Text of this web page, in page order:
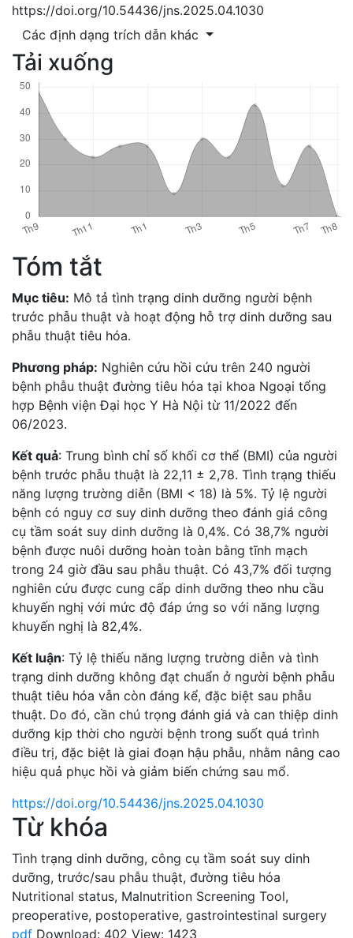
https://doi.org/10.54436/jns.2025.04.1030
Các định dạng trích dẫn khác
Tải xuống
Tóm tắt
Mục tiêu: Mô tả tình trạng dinh dưỡng người bệnh
trước phẫu thuật và hoạt động hỗ trợ dinh dưỡng sau
phẫu thuật tiêu hóa.
Phương pháp: Nghiên cứu hồi cứu trên 240 người
bệnh phẫu thuật đường tiêu hóa tại khoa Ngoại tổng
hợp Bệnh viện Đại học Y Hà Nội từ 11/2022 đến
06/2023.
Kết quả: Trung bình chỉ số khối cơ thể (BMI) của người
bệnh trước phẫu thuật là 22,11 ± 2,78. Tình trạng thiếu
năng lượng trường diễn (BMI < 18) là 5%. Tỷ lệ người
bệnh có nguy cơ suy dinh dưỡng theo đánh giá công
cụ tầm soát suy dinh dưỡng là 0,4%. Có 38,7% người
bệnh được nuôi dưỡng hoàn toàn bằng tĩnh mạch
trong 24 giờ đầu sau phẫu thuật. Có 43,7% đối tượng
nghiên cứu được cung cấp dinh dưỡng theo nhu cầu
khuyến nghị với mức độ đáp ứng so với năng lượng
khuyến nghị là 82,4%.
Kết luận: Tỷ lệ thiếu năng lượng trường diễn và tình
trạng dinh dưỡng không đạt chuẩn ở người bệnh phẫu
thuật tiêu hóa vẫn còn đáng kể, đặc biệt sau phẫu
thuật. Do đó, cần chú trọng đánh giá và can thiệp dinh
dưỡng kịp thời cho người bệnh trong suốt quá trình
điều trị, đặc biệt là giai đoạn hậu phẫu, nhằm nâng cao
hiệu quả phục hồi và giảm biến chứng sau mổ.
https://doi.org/10.54436/jns.2025.04.1030
Từ khóa
Tình trạng dinh dưỡng, công cụ tầm soát suy dinh
dưỡng, trước/sau phẫu thuật, đường tiêu hóa
Nutritional status, Malnutrition Screening Tool,
preoperative, postoperative, gastrointestinal surgery
pdf Download: 402 View: 1423